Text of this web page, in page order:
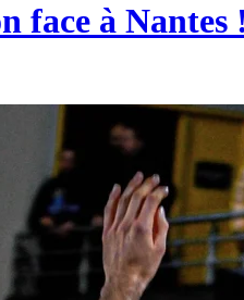
face à Nantes !